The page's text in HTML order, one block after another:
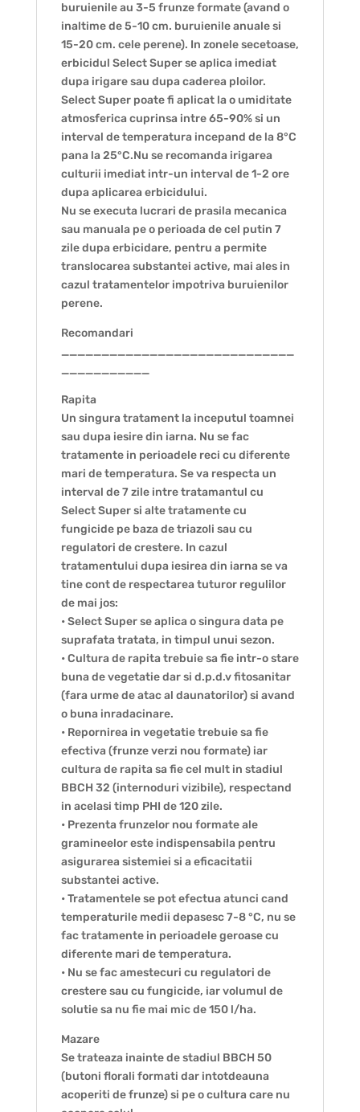
buruienile au 3-5 frunze formate (avand o
inaltime de 5-10 cm. buruienile anuale si
15-20 cm. cele perene). In zonele secetoase,
erbicidul Select Super se aplica imediat
dupa irigare sau dupa caderea ploilor.
Select Super poate fi aplicat la o umiditate
atmosferica cuprinsa intre 65-90% si un
interval de temperatura incepand de la 8°C
pana la 25°C.Nu se recomanda irigarea
culturii imediat intr-un interval de 1-2 ore
dupa aplicarea erbicidului.
Nu se executa lucrari de prasila mecanica
sau manuala pe o perioada de cel putin 7
zile dupa erbicidare, pentru a permite
translocarea substantei active, mai ales in
cazul tratamentelor impotriva buruienilor
perene.
Recomandari
_____________________________
___________
Rapita
Un singura tratament la inceputul toamnei
sau dupa iesire din iarna. Nu se fac
tratamente in perioadele reci cu diferente
mari de temperatura. Se va respecta un
interval de 7 zile intre tratamantul cu
Select Super si alte tratamente cu
fungicide pe baza de triazoli sau cu
regulatori de crestere. In cazul
tratamentului dupa iesirea din iarna se va
tine cont de respectarea tuturor regulilor
de mai jos:
• Select Super se aplica o singura data pe
suprafata tratata, in timpul unui sezon.
• Cultura de rapita trebuie sa fie intr-o stare
buna de vegetatie dar si d.p.d.v fitosanitar
(fara urme de atac al daunatorilor) si avand
o buna inradacinare.
• Repornirea in vegetatie trebuie sa fie
efectiva (frunze verzi nou formate) iar
cultura de rapita sa fie cel mult in stadiul
BBCH 32 (internoduri vizibile), respectand
in acelasi timp PHI de 120 zile.
• Prezenta frunzelor nou formate ale
gramineelor este indispensabila pentru
asigurarea sistemiei si a eficacitatii
substantei active.
• Tratamentele se pot efectua atunci cand
temperaturile medii depasesc 7-8 °C, nu se
fac tratamente in perioadele geroase cu
diferente mari de temperatura.
• Nu se fac amestecuri cu regulatori de
crestere sau cu fungicide, iar volumul de
solutie sa nu fie mai mic de 150 l/ha.
Mazare
Se trateaza inainte de stadiul BBCH 50
(butoni florali formati dar intotdeauna
acoperiti de frunze) si pe o cultura care nu